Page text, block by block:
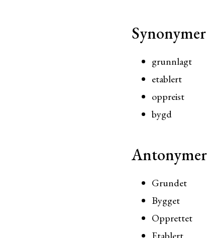
Synonymer
grunnlagt
etablert
oppreist
bygd
Antonymer
Grundet
Bygget
Opprettet